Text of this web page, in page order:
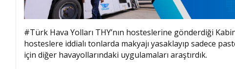
#Türk Hava Yolları THY’nın hosteslerine gönderdiği
hosteslere iddialı tonlarda makyajı yasaklayıp sadece
için diğer havayollarındaki uygulamaları araştırdık.